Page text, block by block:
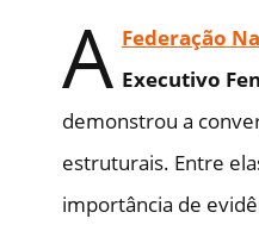
A Federação
Executivo
demonstrou a
estruturais. Entre
importância de